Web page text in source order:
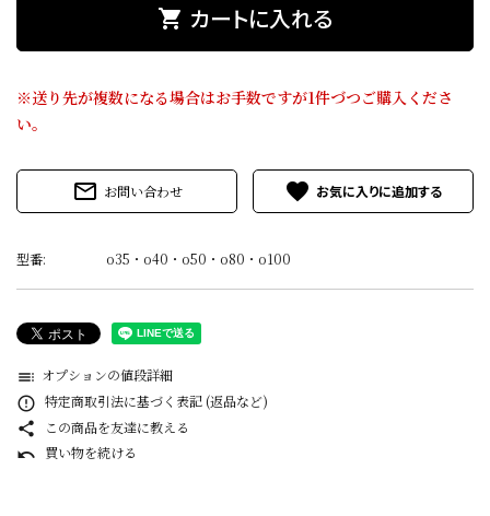
0120-075-492
meeting_room
shopping_cart カートに入れる
※送り先が複数になる場合はお手数ですが1件づつご購入くださ
い。
mail_outline お問い合わせ favorite
型番: o35・o40・o50・o80・o100
toc オプションの値段詳細
error_outline 特定商取引法に基づく表記 (返品など)
share この商品を友達に教える
undo 買い物を続ける